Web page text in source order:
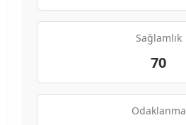
Sağlamlık
70
Odaklanma